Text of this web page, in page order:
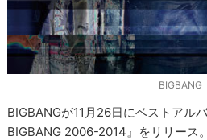
BIGBANG
BIGBANGが11月26日にベストアル
BIGBANG 2006-2014』をリリース。